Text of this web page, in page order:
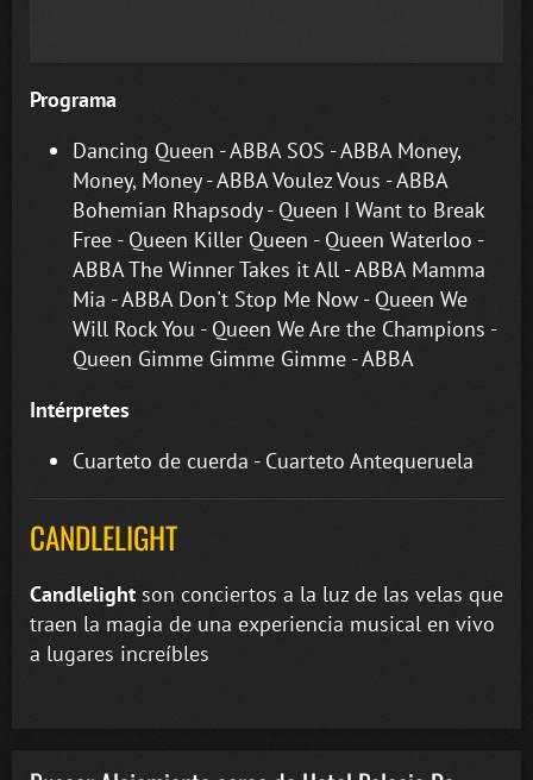
Programa
Dancing Queen - ABBA SOS - ABBA Money,
Money, Money - ABBA Voulez Vous - ABBA
Bohemian Rhapsody - Queen I Want to Break
Free - Queen Killer Queen - Queen Waterloo -
ABBA The Winner Takes it All - ABBA Mamma
Mia - ABBA Don't Stop Me Now - Queen We
Will Rock You - Queen We Are the Champions -
Queen Gimme Gimme Gimme - ABBA
Intérpretes
Cuarteto de cuerda - Cuarteto Antequeruela
CANDLELIGHT
Candlelight son conciertos a la luz de las velas que
traen la magia de una experiencia musical en vivo
a lugares increíbles